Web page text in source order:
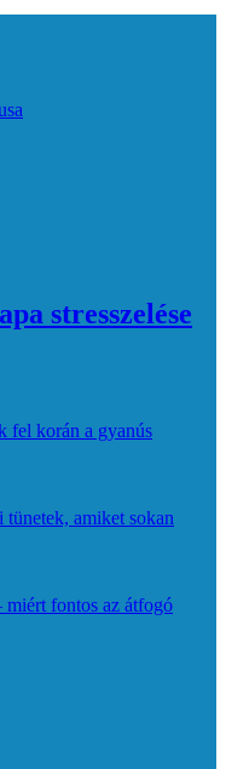
stresszelése
fel korán a gyanús
tünetek, amiket sokan
miért fontos az átfogó